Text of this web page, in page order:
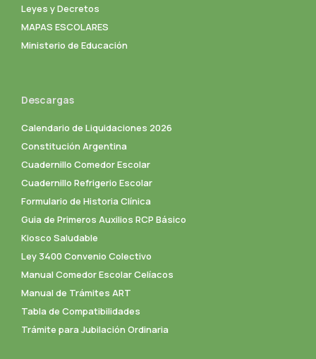
Leyes y Decretos
MAPAS ESCOLARES
Ministerio de Educación
Descargas
Calendario de Liquidaciones 2026
Constitución Argentina
Cuadernillo Comedor Escolar
Cuadernillo Refrigerio Escolar
Formulario de Historia Clínica
Guia de Primeros Auxilios RCP Básico
Kiosco Saludable
Ley 3400 Convenio Colectivo
Manual Comedor Escolar Celíacos
Manual de Trámites ART
Tabla de Compatibilidades
Trámite para Jubilación Ordinaria